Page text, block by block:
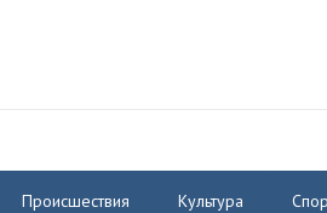
Происшествия Культура